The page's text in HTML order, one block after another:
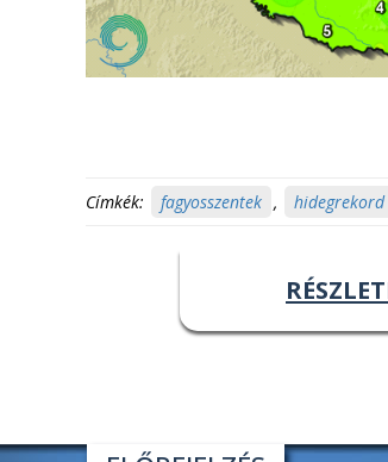
Címkék: fagyosszentek , hidegrekord